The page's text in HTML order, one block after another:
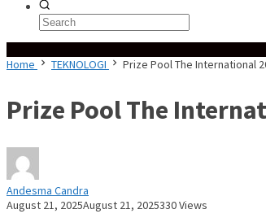
Home
TEKNOLOGI Prize Pool The International
Prize Pool The
Andesma Candra
August 21, 2025August 21, 2025330 Views